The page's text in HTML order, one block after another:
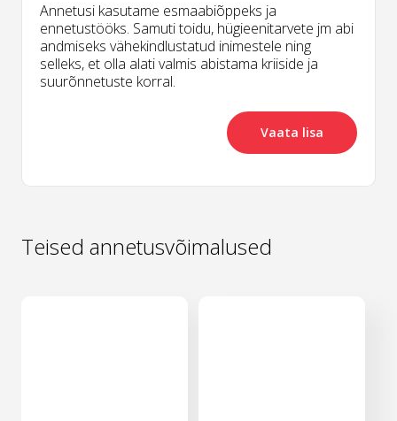
Annetusi kasutame esmaabiõppeks ja
ennetustööks. Samuti toidu, hügieenitarvete jm abi
andmiseks vähekindlustatud inimestele ning
selleks, et olla alati valmis abistama kriiside ja
suurõnnetuste korral.
Vaata lisa
Teised annetusvõimalused